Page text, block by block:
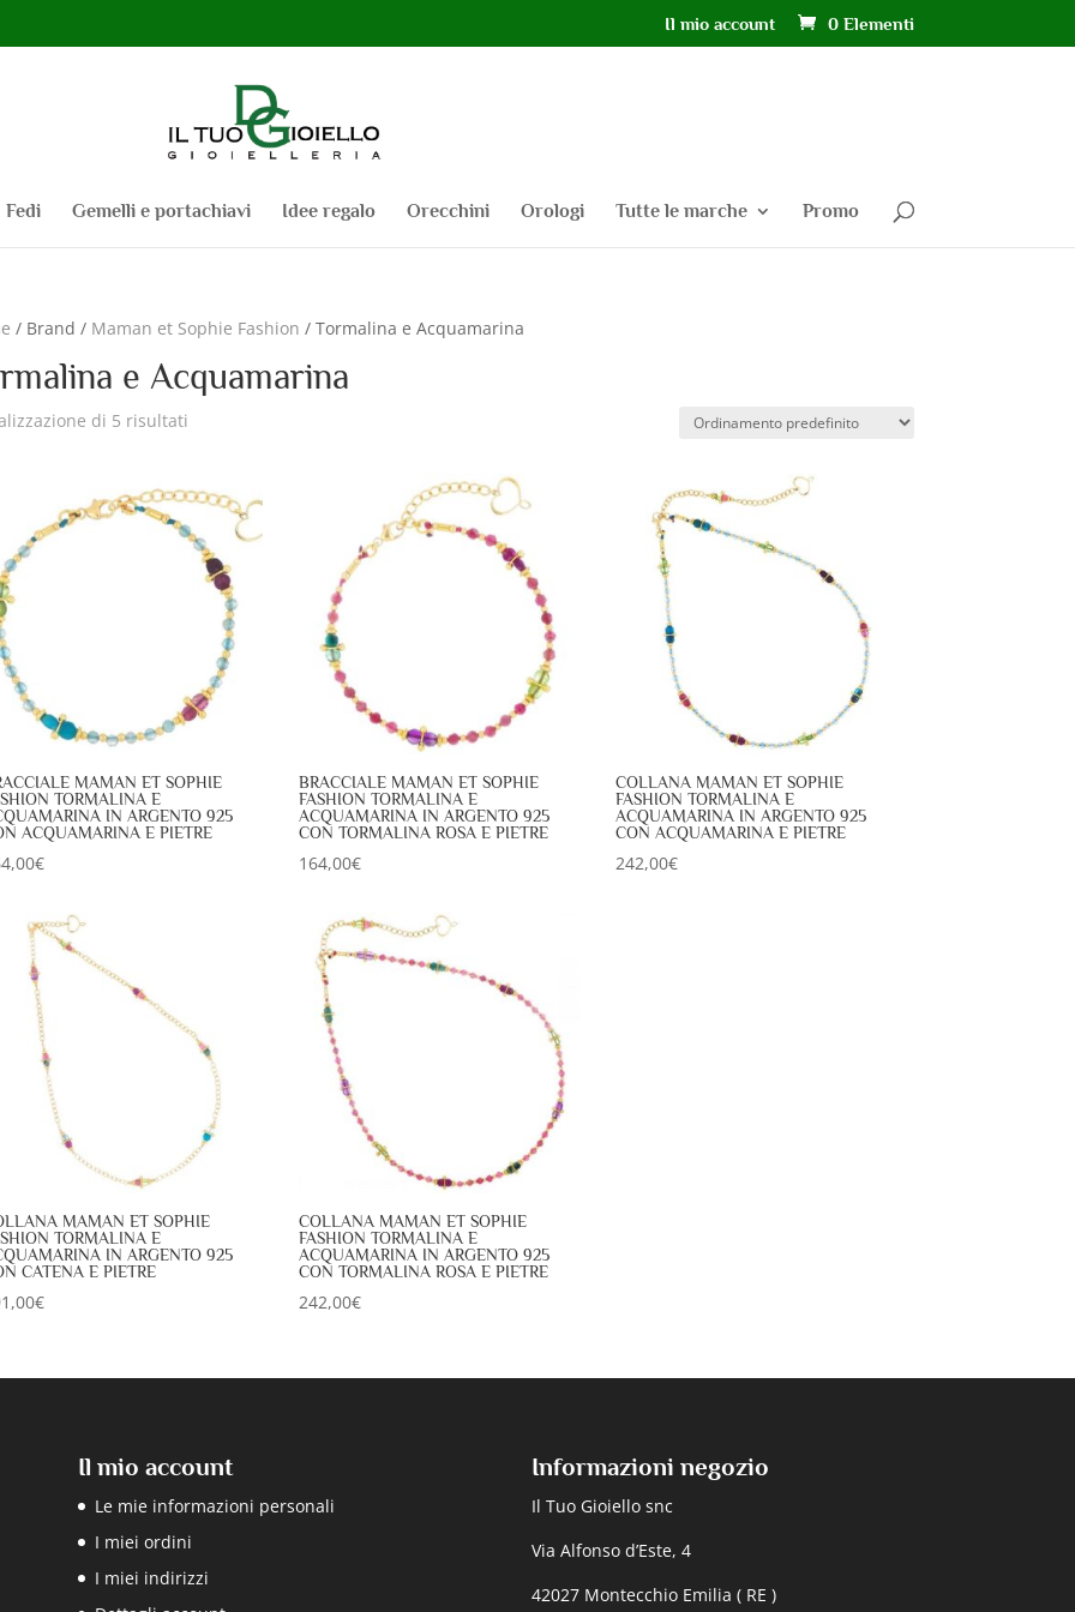
Il mio account 0 Elementi
Fedi Gemelli e portachiavi Idee regalo Orecchini Orologi Tutte le marche Promo
/ Brand / Maman et Sophie Fashion / Tormalina e Acquamarina
e Acquamarina
di 5 risultati
MAMAN ET SOPHIE
TORMALINA E
IN ARGENTO 925
ACQUAMARINA E PIETRE
€
BRACCIALE MAMAN ET SOPHIE
FASHION TORMALINA E
ACQUAMARINA IN ARGENTO 925
CON TORMALINA ROSA E PIETRE
164,00€
COLLANA MAMAN ET SOPHIE
FASHION TORMALINA E
ACQUAMARINA IN ARGENTO 925
CON ACQUAMARINA E PIETRE
242,00€
MAMAN ET SOPHIE
TORMALINA E
IN ARGENTO 925
CATENA E PIETRE
€
COLLANA MAMAN ET SOPHIE
FASHION TORMALINA E
ACQUAMARINA IN ARGENTO 925
CON TORMALINA ROSA E PIETRE
242,00€
Il mio account
Le mie informazioni personali
I miei ordini
I miei indirizzi
Informazioni negozio
Il Tuo Gioiello snc
Via Alfonso d’Este, 4
42027 Montecchio Emilia ( RE )